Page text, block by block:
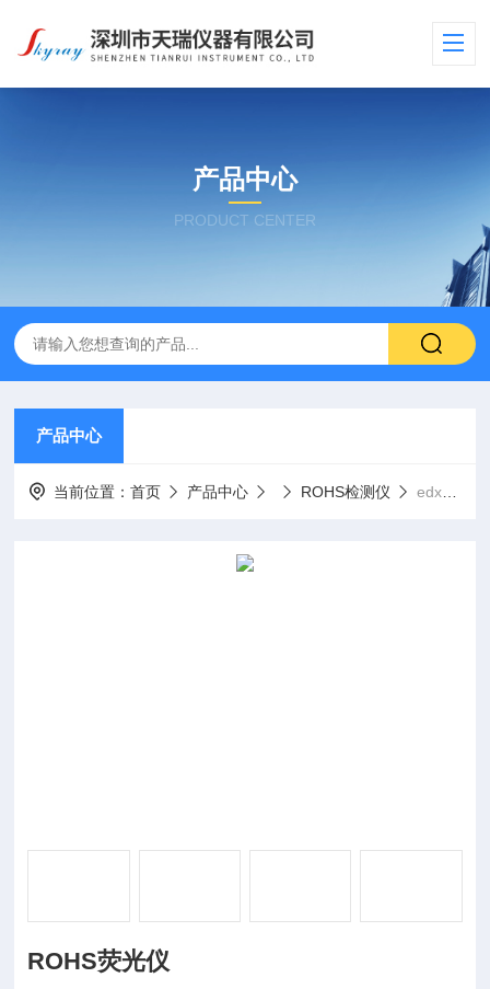
产品中心
PRODUCT CENTER
产品中心
当前位置：首页 产品中心 ROHS检测仪 edx9000pROHS荧光仪
ROHS荧光仪